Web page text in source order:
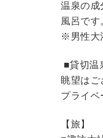
温泉の成
風呂です
※男性大
■貸切温
眺望は
プライベ
【旅】